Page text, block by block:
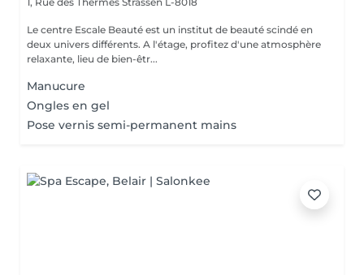
Le centre Escale Beauté est un institut de beauté scindé en
deux univers différents. A l'étage, profitez d'une atmosphère
relaxante, lieu de bien-êtr...
Manucure
Ongles en gel
Pose vernis semi-permanent mains